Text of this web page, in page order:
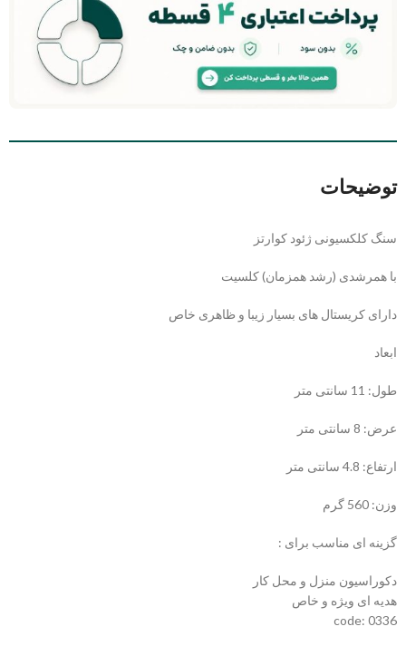
توضیحات
سنگ کلکسیونی ژئود کوارتز
با همرشدی (رشد همزمان) کلسیت
دارای کریستال های بسیار زیبا و ظاهری خاص
ابعاد
طول: 11 سانتی متر
عرض: 8 سانتی متر
ارتفاع: 4.8 سانتی متر
وزن: 560 گرم
گزینه ای مناسب برای :
دکوراسیون منزل و محل کار
هدیه ای ویژه و خاص
code: 0336